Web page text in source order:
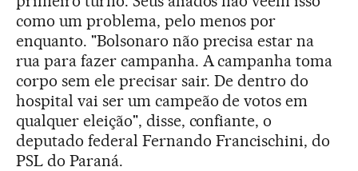
como um problema, pelo menos por
enquanto. "Bolsonaro não precisa estar na
rua para fazer campanha. A campanha toma
corpo sem ele precisar sair. De dentro do
hospital vai ser um campeão de votos em
qualquer eleição", disse, confiante, o
deputado federal Fernando Francischini, do
PSL do Paraná.